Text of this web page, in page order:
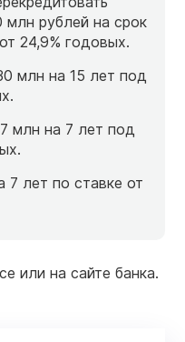
рублей на срок
24,9% годовых.
млн на 15 лет под
млн на 7 лет под
лет по ставке от
или на сайте банка.